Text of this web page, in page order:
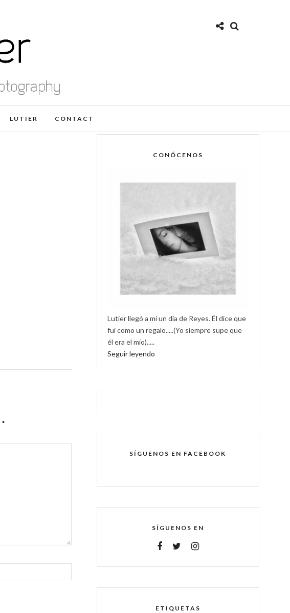
LUTIER CONTACT
*
CONÓCENOS
Lutier llegó a mí un día de Reyes. Él dice que
fui como un regalo.....(Yo siempre supe que
él era el mío).....
Seguir leyendo
SÍGUENOS EN FACEBOOK
SÍGUENOS EN
ETIQUETAS